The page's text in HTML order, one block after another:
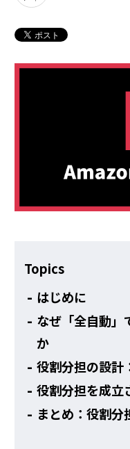
コラム
Topics
はじめに
なぜ「全自動」
か
役割分担の設計
役割分担を成立
まとめ：役割分